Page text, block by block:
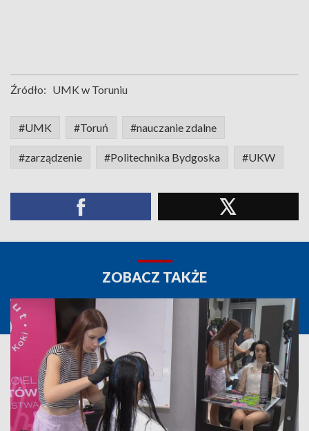
Źródło: UMK w Toruniu
#UMK #Toruń #nauczanie zdalne
#zarządzenie #Politechnika Bydgoska #UKW
ZOBACZ TAKŻE